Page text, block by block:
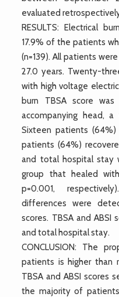
evaluated
RESULTS: Electrical
17.9% of the patients
(n=139). All patients
27.0 years. Twenty-
with high voltage
burn TBSA score
accompanying head,
Sixteen patients
patients (64%)
and total hospital stay
group that healed
p=0.001,
differences were
scores. TBSA and ABSI
and total hospital stay.
CONCLUSION: The
patients is higher than
TBSA and ABSI scores
the majority of